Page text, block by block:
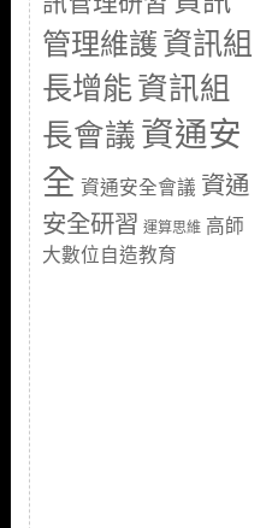
管理維護 資訊組
長增能資訊組
長會議 資通安
全 資通安全會議 資通
安全研習 運算思維 高師
大數位自造教育